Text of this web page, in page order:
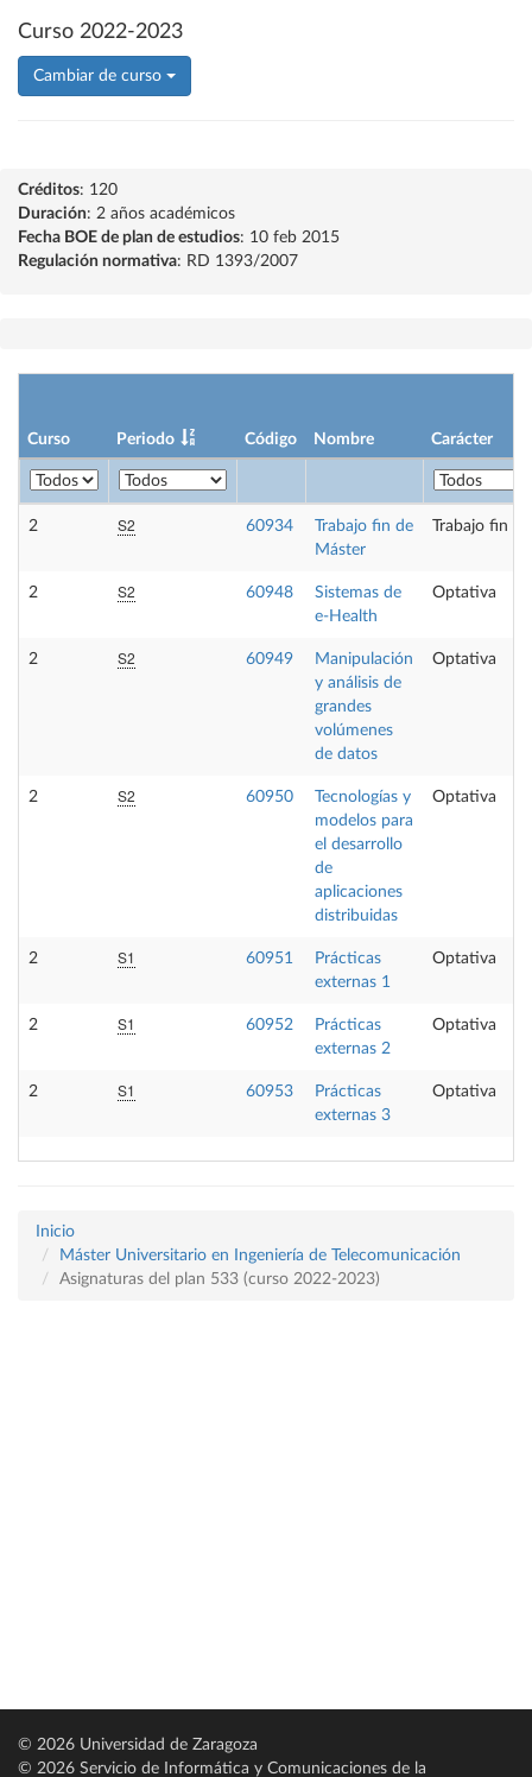
Curso 2022-2023
Cambiar de curso
Créditos: 120
Duración: 2 años académicos
Fecha BOE de plan de estudios: 10 feb 2015
Regulación normativa: RD 1393/2007
Curso Periodo Código Nombre Carácter
2 S2 60934
Trabajo fin de
Máster
Trabajo fin
2 S2 60948
Sistemas de
e-Health
Optativa
2 S2 60949
Manipulación
y análisis de
grandes
volúmenes
de datos
Optativa
2 S2 60950
Tecnologías y
modelos para
el desarrollo
de
aplicaciones
distribuidas
Optativa
2 S1 60951
Prácticas
externas 1
Optativa
2 S1 60952
Prácticas
externas 2
Optativa
2 S1 60953
Prácticas
externas 3
Optativa
Inicio
Máster Universitario en Ingeniería de Telecomunicación
Asignaturas del plan 533 (curso 2022-2023)
© 2026 Universidad de Zaragoza
© 2026 Servicio de Informática y Comunicaciones de la